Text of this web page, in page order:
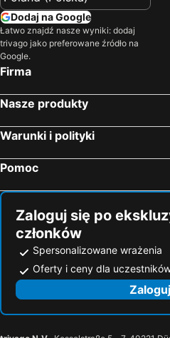
Dodaj na Google
Łatwo znajdź nasze wyniki: dodaj
trivago jako preferowane źródło na
Google.
Firma
Nasze produkty
Warunki i polityki
Pomoc
Zaloguj się po
członków
Spersonalizowane wrażenia
Oferty i ceny dla